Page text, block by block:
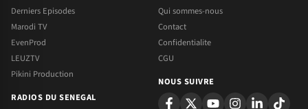
Derniers Episodes
Marodi TV
EvenProd
LEUZTV
Pikini Production
RADIOS DU SENEGAL
Qui sommes-nous
Contact
Confidentialite
CGU
NOUS SUIVRE